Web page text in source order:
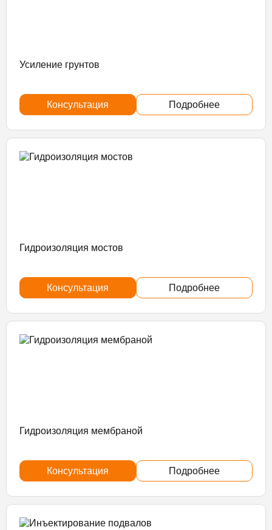
Усиление грунтов
Консультация Подробнее
Гидроизоляция мостов
Консультация Подробнее
Гидроизоляция мембраной
Консультация Подробнее